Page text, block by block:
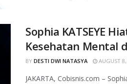
Sophia KATSEYE
Kesehatan Mental
BY DESTI DWI NATASYA AUGUST
JAKARTA, Cobisnis.com –